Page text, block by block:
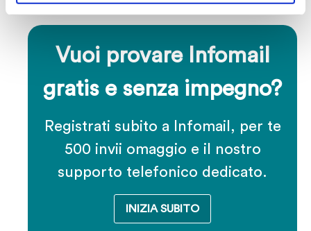
colore.
Vuoi provare Infomail
gratis e senza impegno?
Registrati subito a Infomail, per te
500 invii omaggio e il nostro
supporto telefonico dedicato.
INIZIA SUBITO